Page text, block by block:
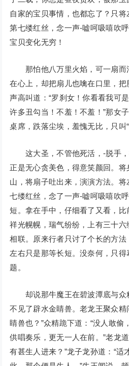
自家的宝贝事情，也都忘了？只
第七缕红丝，念一声-嘘呵吸嘻吹
宝贝变化无穷！
那怕他八万里火焰，可一扇而
在心上，却把扇儿也噙在口里，
声高叫道：“罗刹女！你看看我可
许多丑勾当！不羞！不羞！”那女
桌席，跌落尘埃，羞愧无比，只叫
这大圣，不管他死活，-脱手，
正是无心贪美色，得意笑颜回。
山，将扇子吐出来，演演方法。
七缕红丝，念了一声-嘘呵吸嘻吹
短。拿在手中，仔细看了又看，
祥光幌幌，瑞气纷纷，上有三十
相联。原来行者只讨了个长的方法
左右只是那等长短。没奈何，只
题。
却说那牛魔王在碧波潭底与众
不见了辟水金睛兽。老龙王聚众精
睛兽也？”众精跪下道：“没人敢偷
供唱奏乐，更无一人在前。”老龙
有甚生人进来？”龙子龙孙道：“适